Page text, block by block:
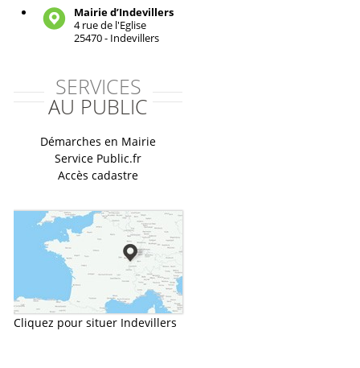
Mairie d’Indevillers
4 rue de l'Eglise
25470 - Indevillers
SERVICES
AU PUBLIC
Démarches en Mairie
Service Public.fr
Accès cadastre
Cliquez pour situer Indevillers